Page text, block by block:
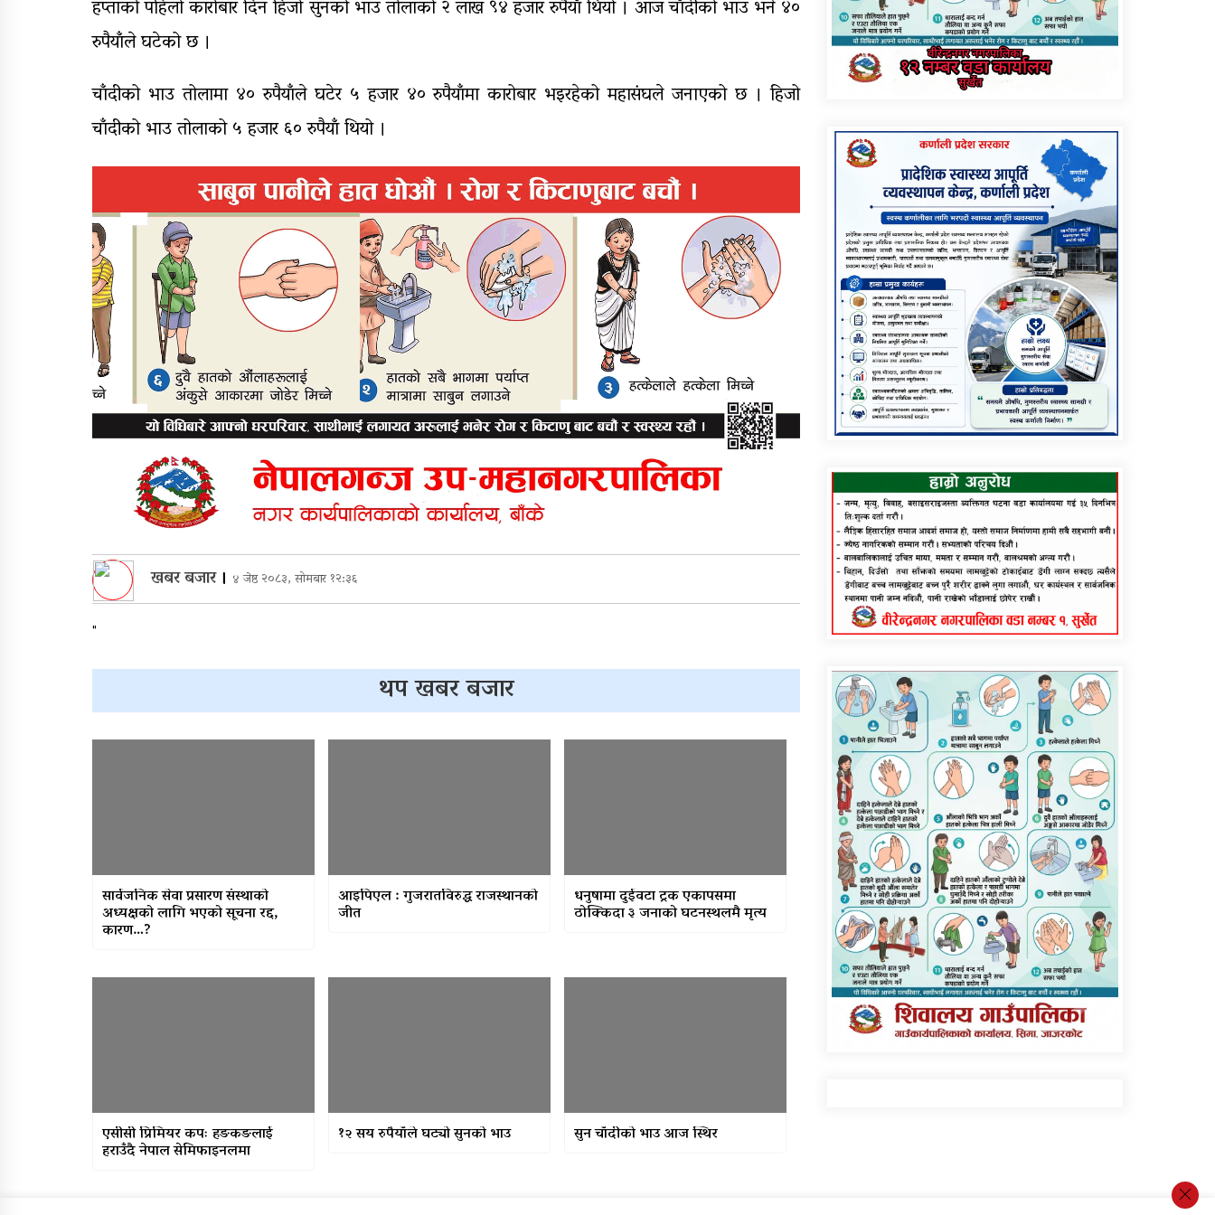
हप्ताको पहिलो कारोबार दिन हिजो सुनको भाउ तोलाको २ लाख ९४ हजार रुपैयाँ थियो । आज चाँदीको भाउ भने ४०
रुपैयाँले घटेको छ ।
चाँदीको भाउ तोलामा ४० रुपैयाँले घटेर ५ हजार ४० रुपैयाँमा कारोबार भइरहेको महासंघले जनाएको छ । हिजो
चाँदीको भाउ तोलाको ५ हजार ६० रुपैयाँ थियो ।
खबर बजार। ४ जेष्ठ २०८३, सोमबार १२:३६
"
थप खबर बजार
सार्वजनिक सेवा प्रसारण संस्थाको
अध्यक्षको लागि भएको सूचना रद्द,
कारण…?
आइपिएल : गुजरातविरुद्ध राजस्थानको
जीत
धनुषामा दुईवटा ट्रक एकापसमा
ठोक्किदा ३ जनाको घटनस्थलमै मृत्य
एसीसी प्रिमियर कपः हङकङलाई
हराउँदै नेपाल सेमिफाइनलमा
१२ सय रुपैयाँले घट्यो सुनको भाउ सुन चाँदीको भाउ आज स्थिर